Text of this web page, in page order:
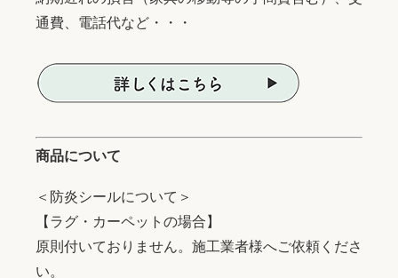
通費、電話代など・・・
商品について
＜防炎シールについて＞
【ラグ・カーペットの場合】
原則付いておりません。施工業者様へご依頼くださ
い。